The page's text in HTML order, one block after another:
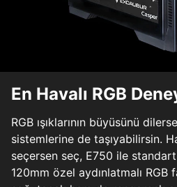
En Havalı RGB
RGB ışıklarının büyüsünü
sistemlerine de taşıyabilirsin.
seçersen seç, E750 ile
120mm özel aydınlatmalı RGB